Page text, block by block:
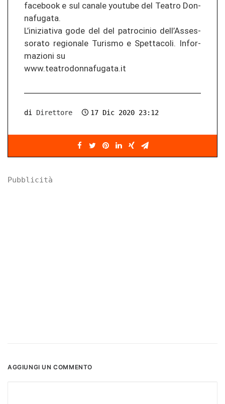
facebook e sul ca­na­le yo­utu­be del Tea­tro Don­
na­fu­ga­ta.
L’in­izia­ti­va gode del del pa­tro­ci­nio dell’As­ses­
so­ra­to re­gio­na­le Tu­ris­mo e Spet­ta­co­li. In­for­
ma­zio­ni su
www.tea­tro­don­na­fu­ga­ta.it
di Direttore 17 Dic 2020 23:12
Pubblicità
AGGIUNGI UN COMMENTO